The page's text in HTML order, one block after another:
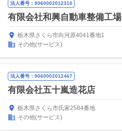
法人番号：9060002012310
有限会社和興自動車整備工場
栃木県さくら市向河原4041番地1
その他(サービス)
法人番号：9060002012467
有限会社五十嵐造花店
栃木県さくら市氏家2584番地
その他(サービス)